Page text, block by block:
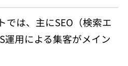
では、主にSEO（検索エ
運用による集客がメイン